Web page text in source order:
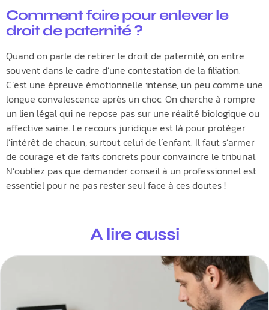
Comment faire pour enlever le
droit de paternité ?
Quand on parle de retirer le droit de paternité, on entre
souvent dans le cadre d’une contestation de la filiation.
C’est une épreuve émotionnelle intense, un peu comme une
longue convalescence après un choc. On cherche à rompre
un lien légal qui ne repose pas sur une réalité biologique ou
affective saine. Le recours juridique est là pour protéger
l’intérêt de chacun, surtout celui de l’enfant. Il faut s’armer
de courage et de faits concrets pour convaincre le tribunal.
N’oubliez pas que demander conseil à un professionnel est
essentiel pour ne pas rester seul face à ces doutes !
A lire aussi